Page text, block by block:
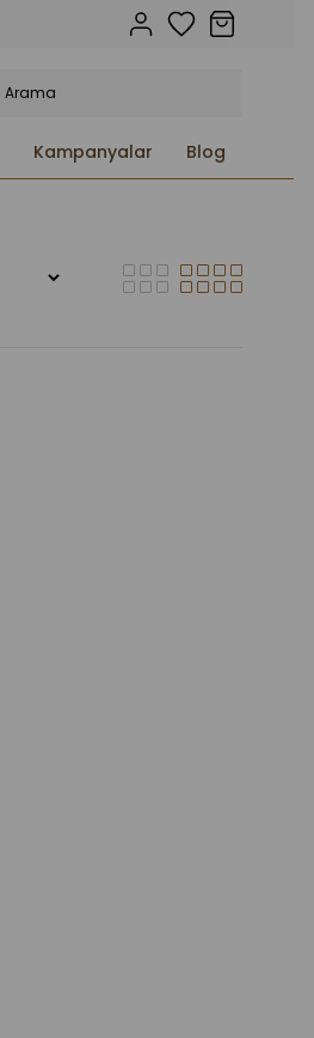
Kampanyalar Blog